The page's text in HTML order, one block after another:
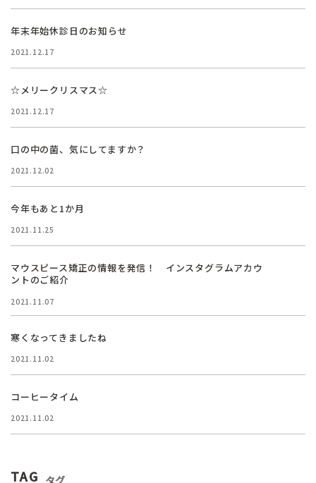
年末年始休診日のお知らせ
2021.12.17
☆メリークリスマス☆
2021.12.17
口の中の菌、気にしてますか？
2021.12.02
今年もあと1か月
2021.11.25
マウスピース矯正の情報を発信！ インスタグラムアカウ
ントのご紹介
2021.11.07
寒くなってきましたね
2021.11.02
コーヒータイム
2021.11.02
TAG タグ